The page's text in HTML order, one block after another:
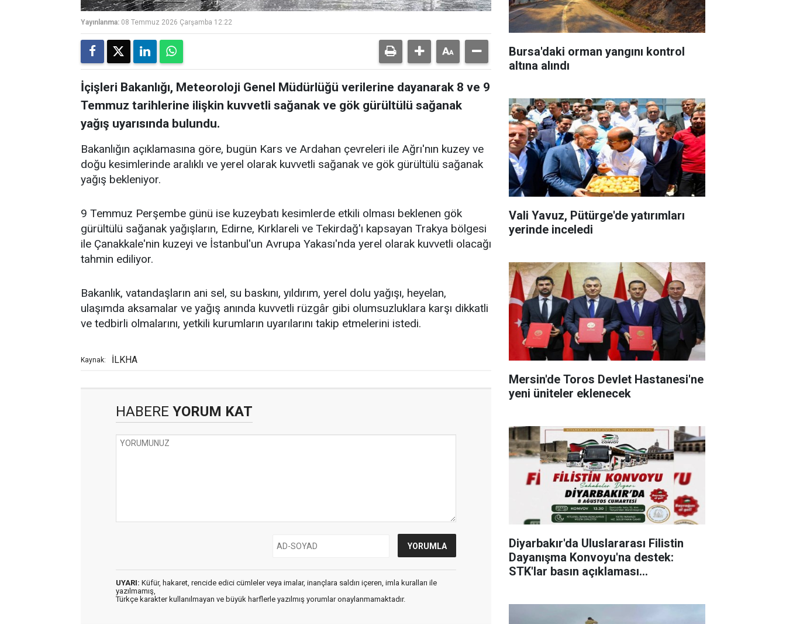
Yayınlanma: 08 Temmuz 2026 Çarşamba 12:22
İçişleri Bakanlığı, Meteoroloji Genel Müdürlüğü verilerine dayanarak 8 ve 9
Temmuz tarihlerine ilişkin kuvvetli sağanak ve gök gürültülü sağanak
yağış uyarısında bulundu.
Bakanlığın açıklamasına göre, bugün Kars ve Ardahan çevreleri ile Ağrı'nın kuzey ve
doğu kesimlerinde aralıklı ve yerel olarak kuvvetli sağanak ve gök gürültülü sağanak
yağış bekleniyor.
9 Temmuz Perşembe günü ise kuzeybatı kesimlerde etkili olması beklenen gök
gürültülü sağanak yağışların, Edirne, Kırklareli ve Tekirdağ'ı kapsayan Trakya bölgesi
ile Çanakkale'nin kuzeyi ve İstanbul'un Avrupa Yakası'nda yerel olarak kuvvetli olacağı
tahmin ediliyor.
Bakanlık, vatandaşların ani sel, su baskını, yıldırım, yerel dolu yağışı, heyelan,
ulaşımda aksamalar ve yağış anında kuvvetli rüzgâr gibi olumsuzluklara karşı dikkatli
ve tedbirli olmalarını, yetkili kurumların uyarılarını takip etmelerini istedi.
Kaynak: İLKHA
HABERE YORUM KAT
UYARI: Küfür, hakaret, rencide edici cümleler veya imalar, inançlara saldırı içeren, imla kuralları ile
yazılmamış,
Türkçe karakter kullanılmayan ve büyük harflerle yazılmış yorumlar onaylanmamaktadır.
Bursa'daki orman yangını kontrol
altına alındı
Vali Yavuz, Pütürge'de yatırımları
yerinde inceledi
Mersin'de Toros Devlet Hastanesi'ne
yeni üniteler eklenecek
Diyarbakır'da Uluslararası Filistin
Dayanışma Konvoyu'na destek:
STK'lar basın açıklaması